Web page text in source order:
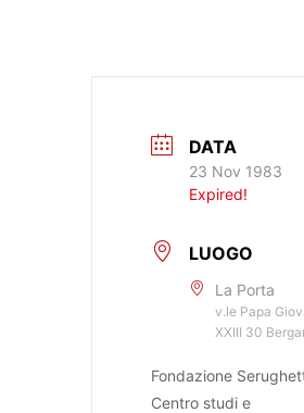
DATA
23 Nov 1983
Expired!
LUOGO
La Porta
v.le Papa
XXIII 30
Fondazione
Centro studi e